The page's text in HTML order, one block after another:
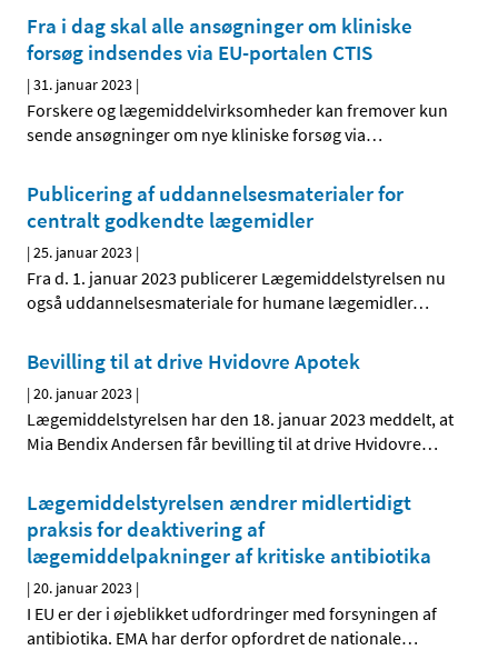
Fra i dag skal alle ansøgninger om kliniske
forsøg indsendes via EU-portalen CTIS
|31. januar 2023 |
Forskere og lægemiddelvirksomheder kan fremover kun
sende ansøgninger om nye kliniske forsøg via…
Publicering af uddannelsesmaterialer for
centralt godkendte lægemidler
|25. januar 2023 |
Fra d. 1. januar 2023 publicerer Lægemiddelstyrelsen nu
også uddannelsesmateriale for humane lægemidler…
Bevilling til at drive Hvidovre Apotek
|20. januar 2023 |
Lægemiddelstyrelsen har den 18. januar 2023 meddelt, at
Mia Bendix Andersen får bevilling til at drive Hvidovre…
Lægemiddelstyrelsen ændrer midlertidigt
praksis for deaktivering af
lægemiddelpakninger af kritiske antibiotika
|20. januar 2023 |
I EU er der i øjeblikket udfordringer med forsyningen af
antibiotika. EMA har derfor opfordret de nationale…